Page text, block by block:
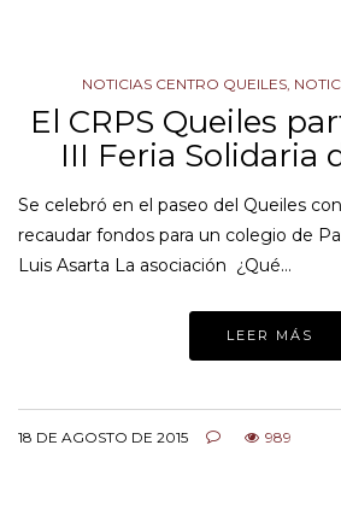
NOTICIAS CENTRO QUEILES,
El CRPS Queiles
III Feria Solidaria
Se celebró en el paseo del Queiles
recaudar fondos para un colegio de
Luis Asarta La asociación ¿Qué…
LEER MÁS
18 DE AGOSTO DE 2015 989